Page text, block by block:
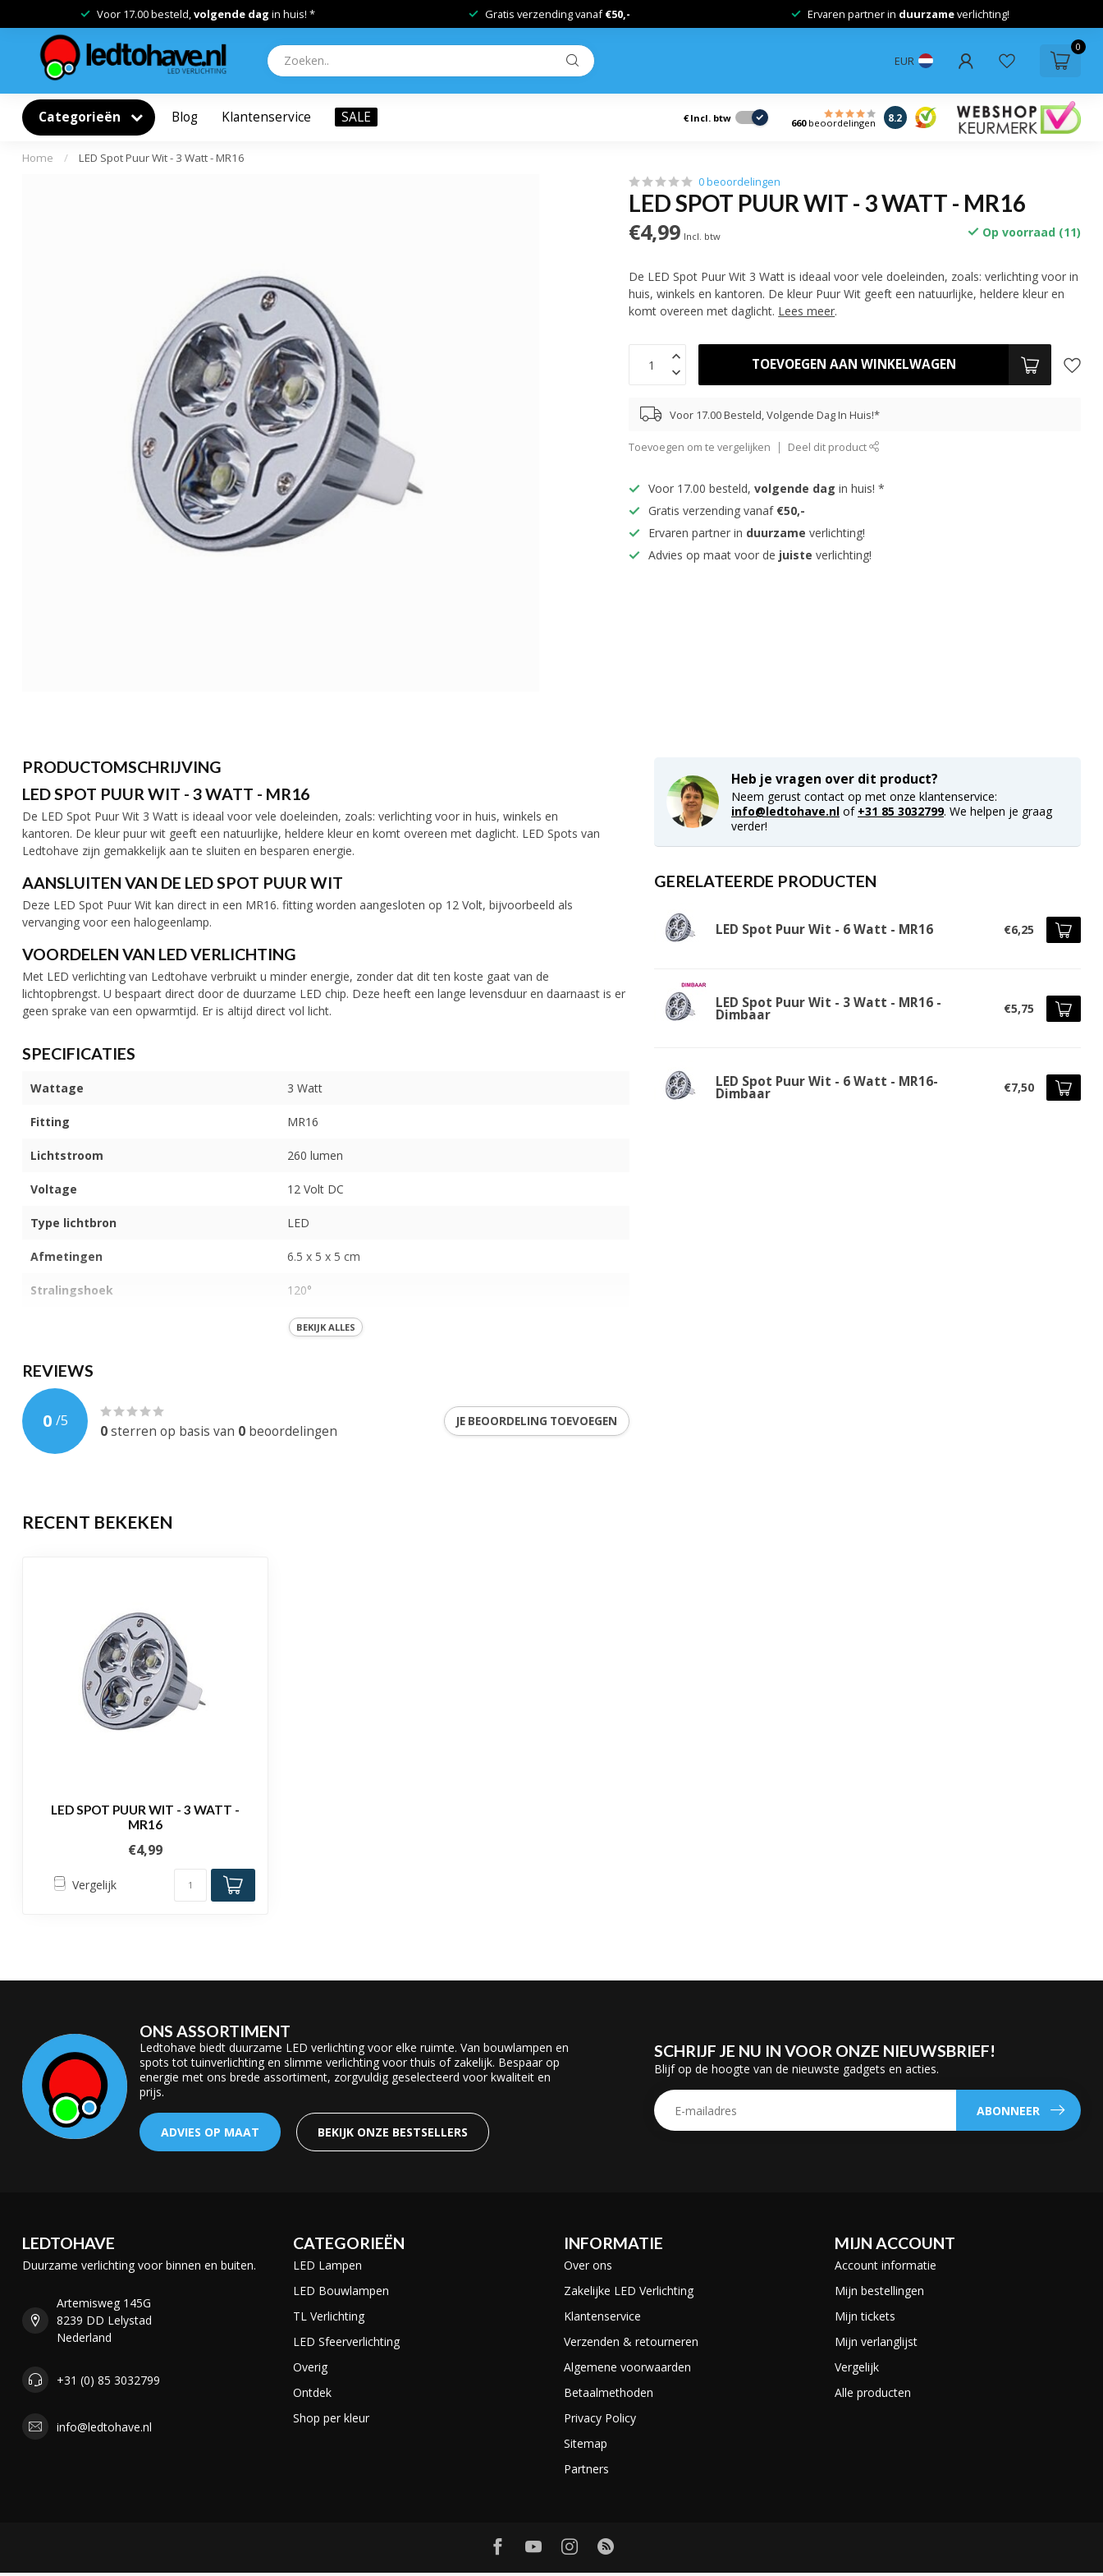
Voor 17.00 besteld,volgende dag in huis! * Gratis verzending vanaf€50,- Ervaren partner in duurzameverlichting!
EUR
0
Categorieën Blog Klantenservice SALE € Incl. btw 660beoordelingen 8.2
Home / LED Spot Puur Wit - 3 Watt - MR16
0 beoordelingen
LED SPOT PUUR WIT - 3 WATT - MR16
€4,99 Incl. btw Op voorraad (11)
De LED Spot Puur Wit 3 Watt is ideaal voor vele doeleinden, zoals: verlichting voor in
huis, winkels en kantoren. De kleur Puur Wit geeft een natuurlijke, heldere kleur en
komt overeen met daglicht. Lees meer.
TOEVOEGEN AAN WINKELWAGEN
Voor 17.00 Besteld, Volgende Dag In Huis!*
Toevoegen om te vergelijken Deel dit product
Voor 17.00 besteld,volgende dag in huis! *
Gratis verzending vanaf €50,-
Ervaren partner in duurzame verlichting!
Advies op maat voor de juiste verlichting!
PRODUCTOMSCHRIJVING
LED SPOT PUUR WIT - 3 WATT - MR16
De LED Spot Puur Wit 3 Watt is ideaal voor vele doeleinden, zoals: verlichting voor in huis, winkels en
kantoren. De kleur puur wit geeft een natuurlijke, heldere kleur en komt overeen met daglicht. LED Spots van
Ledtohave zijn gemakkelijk aan te sluiten en besparen energie.
AANSLUITEN VAN DE LED SPOT PUUR WIT
Deze LED Spot Puur Wit kan direct in een MR16. fitting worden aangesloten op 12 Volt, bijvoorbeeld als
vervanging voor een halogeenlamp.
VOORDELEN VAN LED VERLICHTING
Met LED verlichting van Ledtohave verbruikt u minder energie, zonder dat dit ten koste gaat van de
lichtopbrengst. U bespaart direct door de duurzame LED chip. Deze heeft een lange levensduur en daarnaast is er
geen sprake van een opwarmtijd. Er is altijd direct vol licht.
SPECIFICATIES
Wattage 3 Watt
Fitting MR16
Lichtstroom 260 lumen
Voltage 12 Volt DC
Type lichtbron LED
Afmetingen 6.5 x 5 x 5 cm
Stralingshoek 120°
IP 40
Behuizing
Dimbaar
EAN-code
Garantie
BEKIJK ALLES
REVIEWS
0 /5
0sterren op basis van 0 beoordelingen
JE BEOORDELING TOEVOEGEN
Heb je vragen over dit product?
Neem gerust contact op met onze klantenservice:
info@ledtohave.nl of +31 85 3032799. We helpen je graag
verder!
GERELATEERDE PRODUCTEN
LED Spot Puur Wit - 6 Watt - MR16 €6,25
LED Spot Puur Wit - 3 Watt - MR16 -
Dimbaar €5,75
LED Spot Puur Wit - 6 Watt - MR16-
Dimbaar €7,50
RECENT BEKEKEN
LED SPOT PUUR WIT - 3 WATT -
MR16
€4,99
Vergelijk
ONS ASSORTIMENT
Ledtohave biedt duurzame LED verlichting voor elke ruimte. Van bouwlampen en
spots tot tuinverlichting en slimme verlichting voor thuis of zakelijk. Bespaar op
energie met ons brede assortiment, zorgvuldig geselecteerd voor kwaliteit en
prijs.
ADVIES OP MAAT BEKIJK ONZE BESTSELLERS
SCHRIJF JE NU IN VOOR ONZE NIEUWSBRIEF!
Blijf op de hoogte van de nieuwste gadgets en acties.
ABONNEER
LEDTOHAVE
Duurzame verlichting voor binnen en buiten.
Artemisweg 145G
8239 DD Lelystad
Nederland
+31 (0) 85 3032799
info@ledtohave.nl
CATEGORIEËN
LED Lampen
LED Bouwlampen
TL Verlichting
LED Sfeerverlichting
Overig
Ontdek
Shop per kleur
INFORMATIE
Over ons
Zakelijke LED Verlichting
Klantenservice
Verzenden & retourneren
Algemene voorwaarden
Betaalmethoden
Privacy Policy
Sitemap
Partners
MIJN ACCOUNT
Account informatie
Mijn bestellingen
Mijn tickets
Mijn verlanglijst
Vergelijk
Alle producten